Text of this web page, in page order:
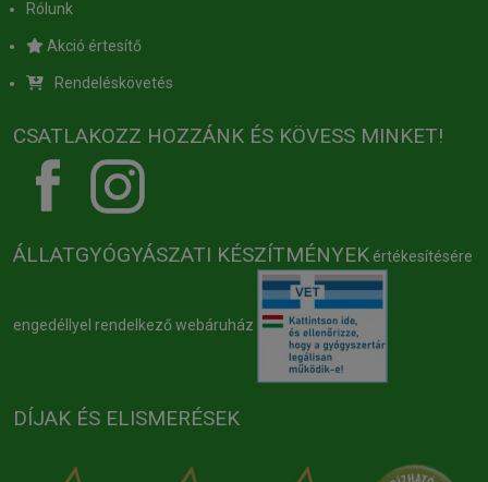
Rólunk
Akció értesítő
Rendeléskövetés
CSATLAKOZZ HOZZÁNK ÉS KÖVESS MINKET!
ÁLLATGYÓGYÁSZATI KÉSZÍTMÉNYEK értékesítésére
engedéllyel rendelkező webáruház
DÍJAK ÉS ELISMERÉSEK